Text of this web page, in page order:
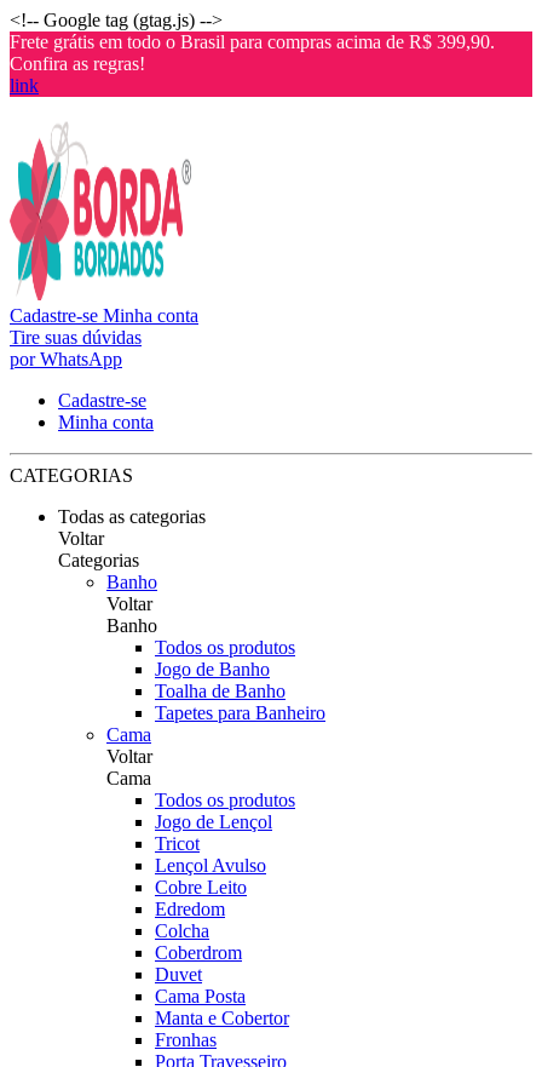
<!-- Google tag (gtag.js) -->
Frete grátis em todo o Brasil para compras acima de R$ 399,90.
Confira as regras!
link
Cadastre-se Minha conta
Tire suas dúvidas
por WhatsApp
Cadastre-se
Minha conta
CATEGORIAS
Todas as categorias
Voltar
Categorias
Banho
Voltar
Banho
Todos os produtos
Jogo de Banho
Toalha de Banho
Tapetes para Banheiro
Cama
Voltar
Cama
Todos os produtos
Jogo de Lençol
Tricot
Lençol Avulso
Cobre Leito
Edredom
Colcha
Coberdrom
Duvet
Cama Posta
Manta e Cobertor
Fronhas
Porta Travesseiro